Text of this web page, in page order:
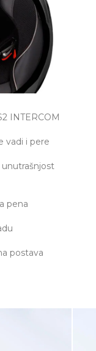
INTERCOM
vadi i pere
pena
postava